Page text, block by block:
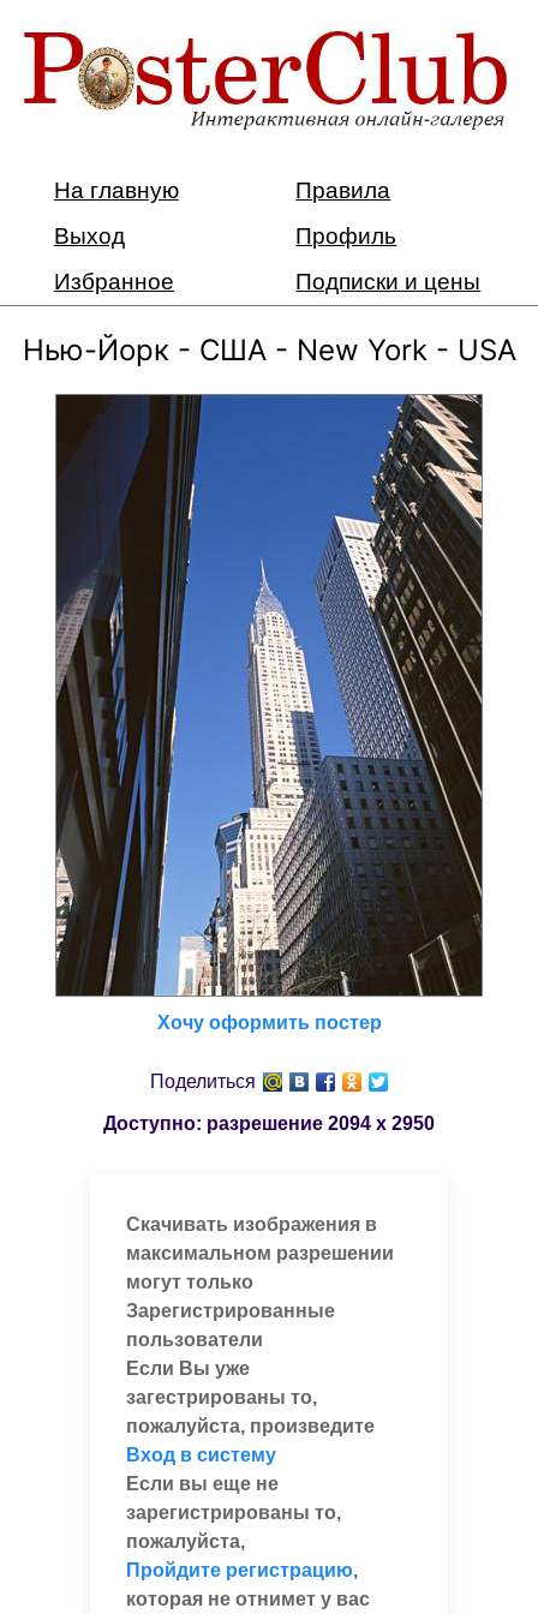
На главную
Правила
Выход
Профиль
Избранное
Подписки и цены
Нью-Йорк - США - New York - USA
Хочу оформить постер
Поделиться
Доступно: разрешение 2094 x 2950
Скачивать изображения в
максимальном разрешении
могут только
Зарегистрированные
пользователи
Если Вы уже
загестрированы то,
пожалуйста, произведите
Вход в систему
Если вы еще не
зарегистрированы то,
пожалуйста,
Пройдите регистрацию,
которая не отнимет у вас